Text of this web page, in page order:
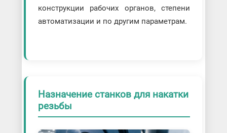
конструкции рабочих органов, степени
автоматизации и по другим параметрам.
Назначение станков для накатки
резьбы